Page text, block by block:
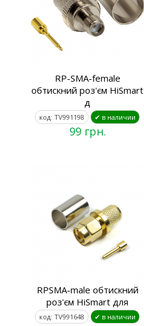
RP-SMA-female
обтискний роз'єм HiSmart
д
код: TV991198 ✔ в наличии
99 грн.
RPSMA-male обтискний
роз'єм HiSmart для
код: TV991648 ✔ в наличии